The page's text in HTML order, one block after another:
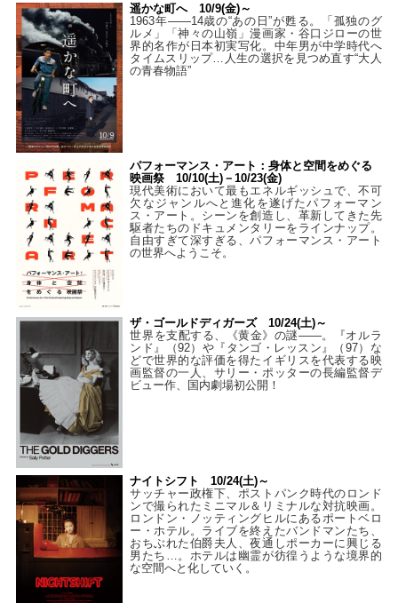
遥かな町へ 10/9(金)～
1963年――14歳の“あの日”が甦る。「孤独のグ
ルメ」「神々の山嶺」漫画家・谷口ジローの世
界的名作が日本初実写化。中年男が中学時代へ
タイムスリップ…人生の選択を見つめ直す“大人
の青春物語”
パフォーマンス・アート：身体と空間をめぐる
映画祭 10/10(土)－10/23(金)
現代美術において最もエネルギッシュで、不可
欠なジャンルへと進化を遂げたパフォーマン
ス・アート。シーンを創造し、革新してきた先
駆者たちのドキュメンタリーをラインナップ。
自由すぎて深すぎる、パフォーマンス・アート
の世界へようこそ。
ザ・ゴールドディガーズ 10/24(土)～
世界を支配する、《黄金》の謎――。『オルラ
ンド』（92）や『タンゴ・レッスン』（97）な
どで世界的な評価を得たイギリスを代表する映
画監督の一人、サリー・ポッターの長編監督デ
ビュー作、国内劇場初公開！
ナイトシフト 10/24(土)～
サッチャー政権下、ポストパンク時代のロンド
ンで撮られたミニマル＆リミナルな対抗映画。
ロンドン・ノッティングヒルにあるポートベロ
ー・ホテル。ライブを終えたバンドマンたち、
おちぶれた伯爵夫人、夜通しポーカーに興じる
男たち…。ホテルは幽霊が彷徨うような境界的
な空間へと化していく。